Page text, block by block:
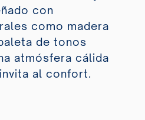
con
como madera
de tonos
atmósfera cálida
al confort.